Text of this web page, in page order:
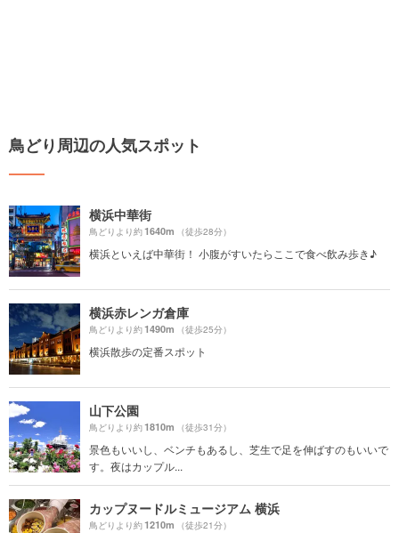
鳥どり周辺の人気スポット
横浜中華街
鳥どりより約1640m （徒歩28分）
横浜といえば中華街！ 小腹がすいたらここで食べ飲み歩き♪
横浜赤レンガ倉庫
鳥どりより約1490m （徒歩25分）
横浜散歩の定番スポット
山下公園
鳥どりより約1810m （徒歩31分）
景色もいいし、ベンチもあるし、芝生で足を伸ばすのもいいで
す。夜はカップル...
カップヌードルミュージアム 横浜
鳥どりより約1210m （徒歩21分）